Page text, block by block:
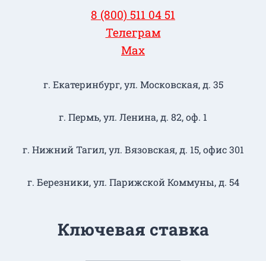
8 (800) 511 04 51
Телеграм
Max
г. Екатеринбург, ул. Московская, д. 35
г. Пермь, ул. Ленина, д. 82, оф. 1
г. Нижний Тагил​, ул. Вязовская, д. 15, офис 301
г. Березники, ул. Парижской Коммуны, д. 54
Ключевая ставка